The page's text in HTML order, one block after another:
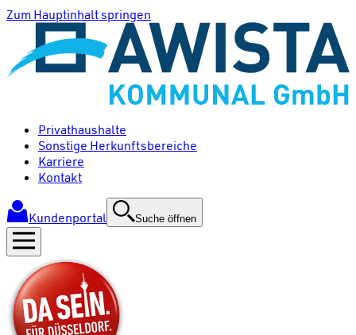
Zum Hauptinhalt springen
Privathaushalte
Sonstige Herkunftsbereiche
Karriere
Kontakt
Kundenportal Suche öffnen